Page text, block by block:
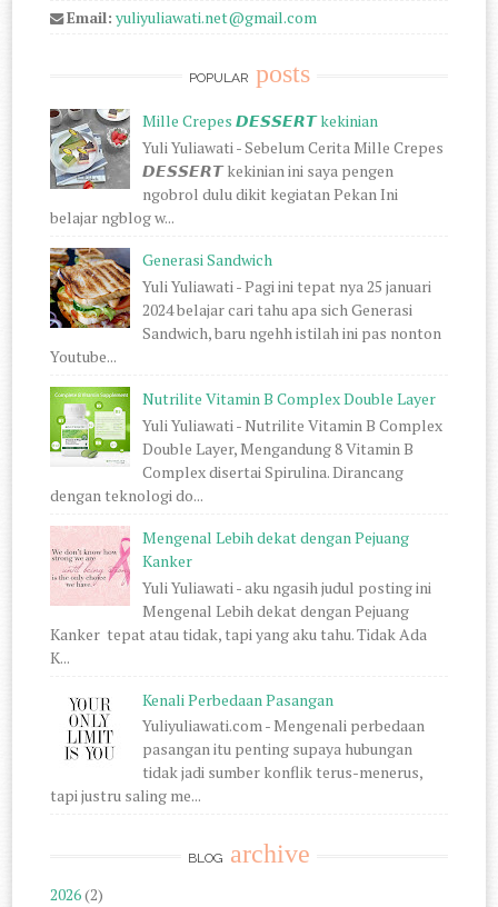
Email: yuliyuliawati.net@gmail.com
POPULAR posts
Mille Crepes 𝘿𝙀𝙎𝙎𝙀𝙍𝙏 kekinian
Yuli Yuliawati - Sebelum Cerita Mille Crepes
𝘿𝙀𝙎𝙎𝙀𝙍𝙏 kekinian ini saya pengen
ngobrol dulu dikit kegiatan Pekan Ini
belajar ngblog w...
Generasi Sandwich
Yuli Yuliawati - Pagi ini tepat nya 25 januari
2024 belajar cari tahu apa sich Generasi
Sandwich, baru ngehh istilah ini pas nonton
Youtube...
Nutrilite Vitamin B Complex Double Layer
Yuli Yuliawati - Nutrilite Vitamin B Complex
Double Layer, Mengandung 8 Vitamin B
Complex disertai Spirulina. Dirancang
dengan teknologi do...
Mengenal Lebih dekat dengan Pejuang
Kanker
Yuli Yuliawati - aku ngasih judul posting ini
Mengenal Lebih dekat dengan Pejuang
Kanker tepat atau tidak, tapi yang aku tahu. Tidak Ada
K...
Kenali Perbedaan Pasangan
Yuliyuliawati.com - Mengenali perbedaan
pasangan itu penting supaya hubungan
tidak jadi sumber konflik terus-menerus,
tapi justru saling me...
BLOG archive
2026(2)